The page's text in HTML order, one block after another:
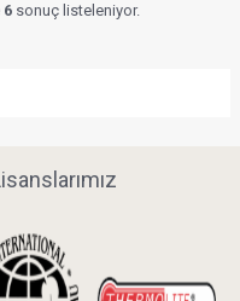
6 sonuç listeleniyor.